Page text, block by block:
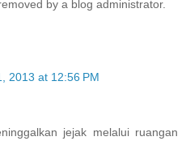
by a blog administrator.
2013 at 12:56 PM
jejak melalui ruangan